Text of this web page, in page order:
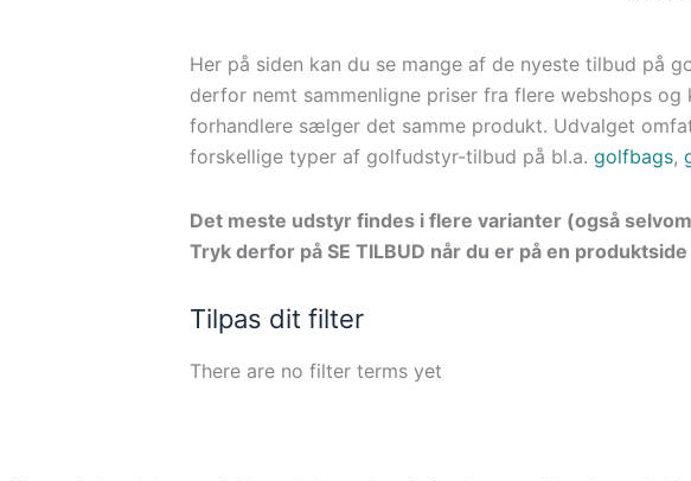
Her på siden kan du se mange af de nyeste tilbud på
derfor nemt sammenligne priser fra flere webshops
forhandlere sælger det samme produkt. Udvalget
forskellige typer af golfudstyr-tilbud på bl.a. golfbags,
Det meste udstyr findes i flere varianter (også
Tryk derfor på SE TILBUD når du er på en
Tilpas dit filter
There are no filter terms yet